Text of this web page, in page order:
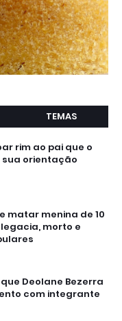
TEMAS
rim ao pai que o
sua orientação
matar menina de 10
morto e
Deolane Bezerra
com integrante